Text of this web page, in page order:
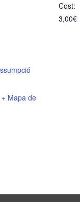
Cost:
3,00€
+ Mapa de